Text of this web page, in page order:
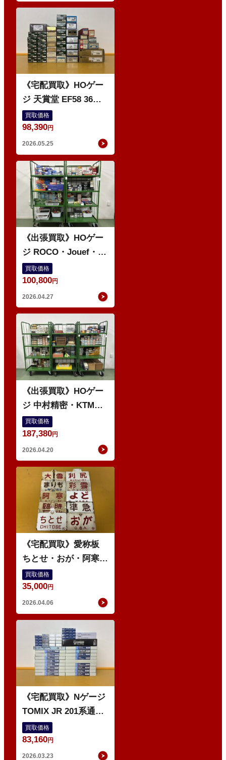
《宅配買取》HOゲー
ジ 天賞堂 EF58 36号
7窓 などの鉄道模型
買取価格
98,390円
2026.05.25
《出張買取》HOゲー
ジ ROCO・Jouef・
RIVAROSSI などの鉄
道模型 多数
買取価格
100,800円
2026.04.27
《出張買取》HOゲー
ジ 中村精密・KTM・
珊瑚模型 などの鉄道
模型 多数
買取価格
187,380円
2026.04.20
《宅配買取》愛称板
ちとせ・おが・阿寒・
よど 等
買取価格
35,000円
2026.04.06
《宅配買取》Nゲージ
TOMIX JR 201系通勤
電車（中央線・分割編
成）などの鉄道模型
多数
買取価格
83,160円
2026.03.23